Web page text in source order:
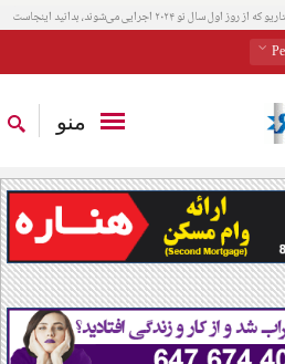
منو